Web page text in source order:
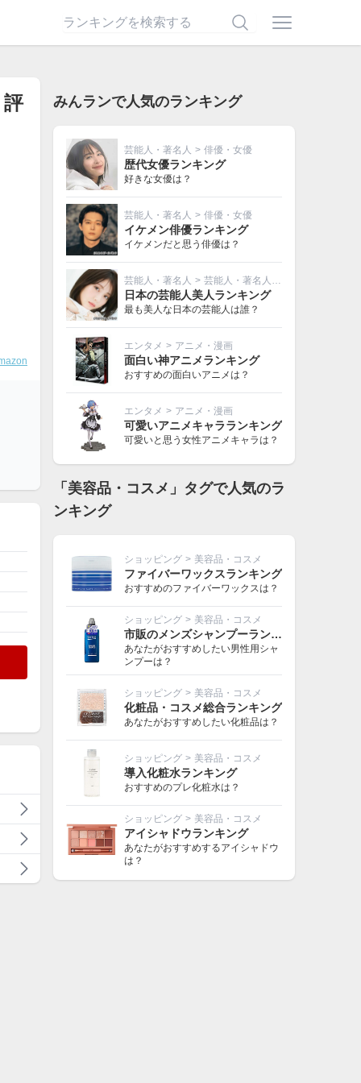
みんランで人気のランキング
芸能人・著名人 > 俳優・女優
歴代女優ランキング
好きな女優は？
芸能人・著名人 > 俳優・女優
イケメン俳優ランキング
イケメンだと思う俳優は？
芸能人・著名人 > 芸能人・著名人その他
日本の芸能人美人ランキング
最も美人な日本の芸能人は誰？
エンタメ > アニメ・漫画
面白い神アニメランキング
おすすめの面白いアニメは？
エンタメ > アニメ・漫画
可愛いアニメキャラランキング
可愛いと思う女性アニメキャラは？
「美容品・コスメ」タグで人気のラ
ンキング
ショッピング > 美容品・コスメ
ファイバーワックスランキング
おすすめのファイバーワックスは？
ショッピング > 美容品・コスメ
市販のメンズシャンプーランキング
あなたがおすすめしたい男性用シャ
ンプーは？
ショッピング > 美容品・コスメ
化粧品・コスメ総合ランキング
あなたがおすすめしたい化粧品は？
ショッピング > 美容品・コスメ
導入化粧水ランキング
おすすめのプレ化粧水は？
ショッピング > 美容品・コスメ
アイシャドウランキング
あなたがおすすめするアイシャドウ
は？